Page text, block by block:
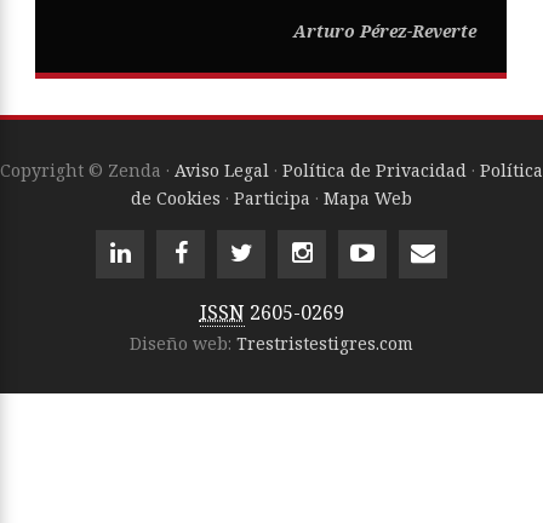
Arturo Pérez-Reverte
Copyright © Zenda · Aviso Legal · Política de Privacidad · Política
de Cookies · Participa · Mapa Web
ISSN 2605-0269
Diseño web: Trestristestigres.com